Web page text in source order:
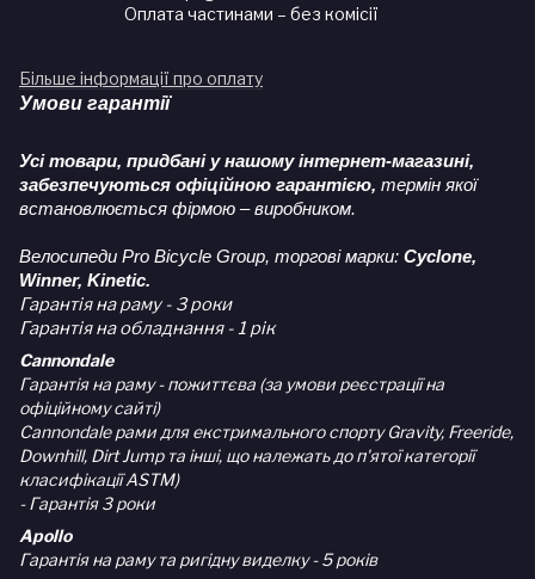
Оплата частинами – без комісії
Більше інформації про оплату
Умови гарантії
Усі товари, придбані у нашому інтернет-магазині,
забезпечуються офіційною гарантією, термін якої
встановлюється фірмою – виробником.
Велосипеди Pro Bicycle Group, торгові марки: Cyclone,
Winner, Kinetic.
Гарантія на раму - 3 роки
Гарантія на обладнання - 1 рік
Cannondale
Гарантія на раму - пожиттєва (за умови реєстрації на
офіційному сайті)
Cannondale рами для екстримального спорту Gravity, Freeride,
Downhill, Dirt Jump та інші, що належать до п'ятої категорії
класифікації ASTM)
- Гарантія 3 роки
Apollo
Гарантія на раму та ригідну виделку - 5 років